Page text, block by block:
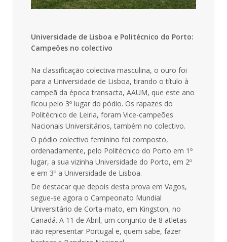
Universidade de Lisboa e Politécnico do Porto:
Campeões no colectivo
Na classificação colectiva masculina, o ouro foi
para a Universidade de Lisboa, tirando o título à
campeã da época transacta, AAUM, que este ano
ficou pelo 3º lugar do pódio. Os rapazes do
Politécnico de Leiria, foram Vice-campeões
Nacionais Universitários, também no colectivo.
O pódio colectivo feminino foi composto,
ordenadamente, pelo Politécnico do Porto em 1º
lugar, a sua vizinha Universidade do Porto, em 2º
e em 3º a Universidade de Lisboa.
De destacar que depois desta prova em Vagos,
segue-se agora o Campeonato Mundial
Universitário de Corta-mato, em Kingston, no
Canadá. A 11 de Abril, um conjunto de 8 atletas
irão representar Portugal e, quem sabe, fazer